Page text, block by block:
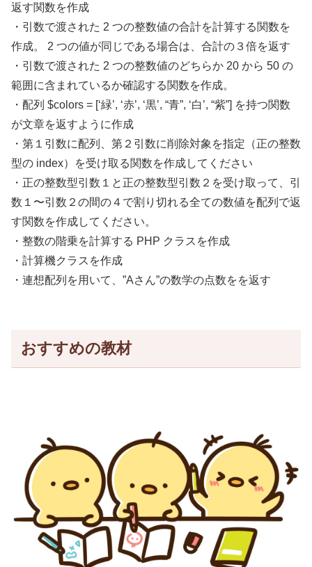
返す関数を作成
・引数で渡された 2 つの整数値の合計を計算する関数を
作成。 2 つの値が同じである場合は、合計の３倍を返す
・引数で渡された 2 つの整数値のどちらか 20 から 50 の
範囲に含まれているか確認する関数を作成。
・配列 $colors = [‘緑’, ‘赤’, ‘黒’, “青”, ‘白’, “紫”] を持つ関数
が文章を返すように作成
・第１引数に配列、第２引数に削除対象を指定（正の整数
型の index）を受け取る関数を作成してください
・正の整数型引数１と正の整数型引数２を受け取って、引
数１〜引数２の間の４で割り切れる全ての数値を配列で返
す関数を作成してください。
・整数の階乗を計算する PHP クラスを作成
・計算機クラスを作成
・連想配列を用いて、”Aさん”の数学の点数をを返す
おすすめの教材